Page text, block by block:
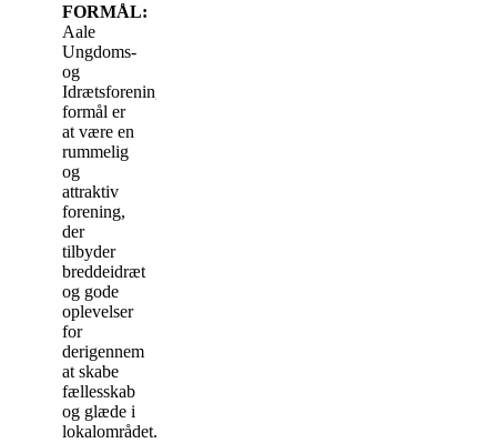
FORMÅL:
Aale
Ungdoms-
og
Idrætsforenings
formål er
at være en
rummelig
og
attraktiv
forening,
der
tilbyder
breddeidræt
og gode
oplevelser
for
derigennem
at skabe
fællesskab
og glæde i
lokalområdet.